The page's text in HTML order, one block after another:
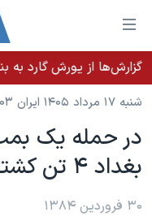
لینکهای
قابل
دسترسی
جهش
محتوای
اصلی
جهش
به
خانه
نسخه سبک وب‌سایت
موضوع ها
ایران
آمریکا
برنامه های تلویزیونی
جدول برنامه ها
شنبه ۱۷ مرداد ۱۴۰۵ ایران ۲۰:۰۳
در حمله يک
بغداد ۴ تن کشته شدند
۳۰ فروردین ۱۳۸۴